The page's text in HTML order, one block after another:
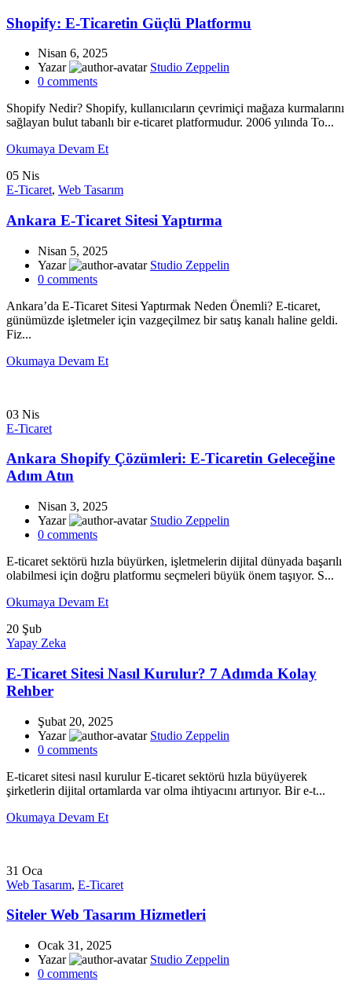
Shopify: E-Ticaretin Güçlü Platformu
Nisan 6, 2025
Yazar
Studio Zeppelin
0 comments
Shopify Nedir? Shopify, kullanıcıların çevrimiçi mağaza kurmalarını
sağlayan bulut tabanlı bir e-ticaret platformudur. 2006 yılında To...
Okumaya Devam Et
05 Nis
E-Ticaret, Web Tasarım
Ankara E-Ticaret Sitesi Yaptırma
Nisan 5, 2025
Yazar
Studio Zeppelin
0 comments
Ankara’da E-Ticaret Sitesi Yaptırmak Neden Önemli? E-ticaret,
günümüzde işletmeler için vazgeçilmez bir satış kanalı haline geldi.
Fiz...
Okumaya Devam Et
03 Nis
E-Ticaret
Ankara Shopify Çözümleri: E-Ticaretin Geleceğine
Adım Atın
Nisan 3, 2025
Yazar
Studio Zeppelin
0 comments
E-ticaret sektörü hızla büyürken, işletmelerin dijital dünyada başarılı
olabilmesi için doğru platformu seçmeleri büyük önem taşıyor. S...
Okumaya Devam Et
20 Şub
Yapay Zeka
E-Ticaret Sitesi Nasıl Kurulur? 7 Adımda Kolay
Rehber
Şubat 20, 2025
Yazar
Studio Zeppelin
0 comments
E-ticaret sitesi nasıl kurulur E-ticaret sektörü hızla büyüyerek
şirketlerin dijital ortamlarda var olma ihtiyacını artırıyor. Bir e-t...
Okumaya Devam Et
31 Oca
Web Tasarım, E-Ticaret
Siteler Web Tasarım Hizmetleri
Ocak 31, 2025
Yazar
Studio Zeppelin
0 comments